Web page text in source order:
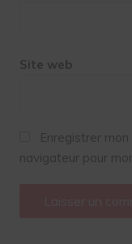
Site web
Enregistrer
navigateur pour